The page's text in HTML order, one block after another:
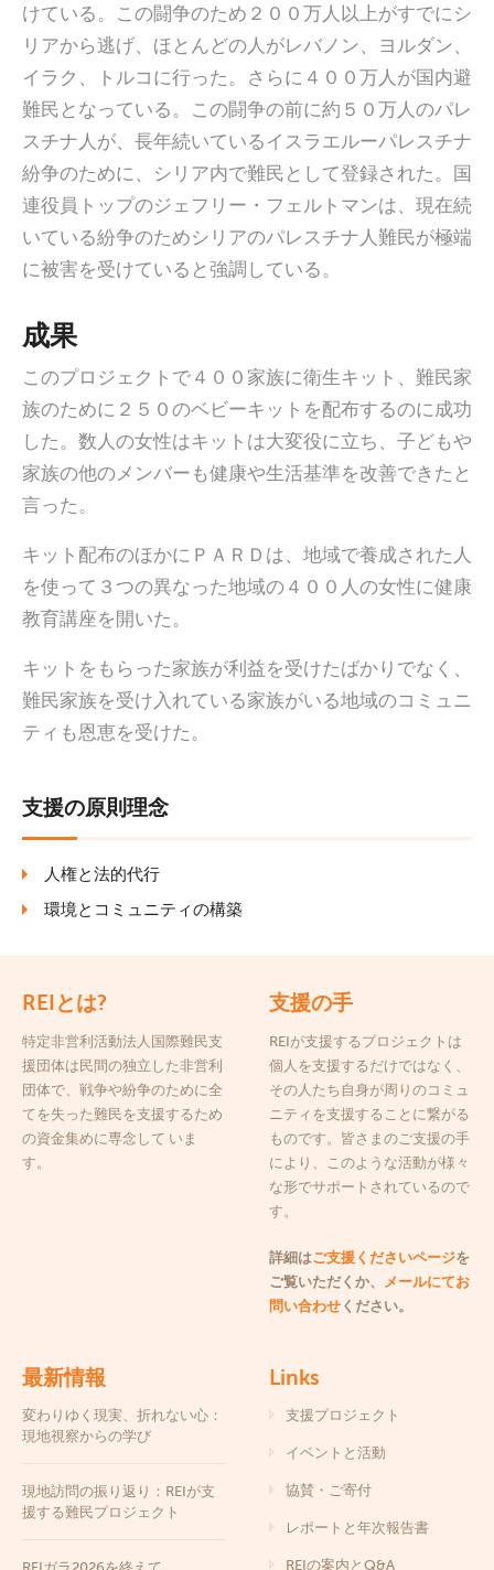
けている。この闘争のため２００万人以上がすでにシ
リアから逃げ、ほとんどの人がレバノン、ヨルダン、
イラク、トルコに行った。さらに４００万人が国内避
難民となっている。この闘争の前に約５０万人のパレ
スチナ人が、長年続いているイスラエルーパレスチナ
紛争のために、シリア内で難民として登録された。国
連役員トップのジェフリー・フェルトマンは、現在続
いている紛争のためシリアのパレスチナ人難民が極端
に被害を受けていると強調している。
成果
このプロジェクトで４００家族に衛生キット、難民家
族のために２５０のベビーキットを配布するのに成功
した。数人の女性はキットは大変役に立ち、子どもや
家族の他のメンバーも健康や生活基準を改善できたと
言った。
キット配布のほかにＰＡＲＤは、地域で養成された人
を使って３つの異なった地域の４００人の女性に健康
教育講座を開いた。
キットをもらった家族が利益を受けたばかりでなく、
難民家族を受け入れている家族がいる地域のコミュニ
ティも恩恵を受けた。
支援の原則理念
人権と法的代行
環境とコミュニティの構築
REIとは?
特定非営利活動法人国際難民支
援団体は民間の独立した非営利
団体で、戦争や紛争のために全
てを失った難民を支援するため
の資金集めに専念して いま
す。
支援の手
REIが支援するプロジェクトは
個人を支援するだけではなく、
その人たち自身が周りのコミュ
ニティを支援することに繋がる
ものです。皆さまのご支援の手
により、このような活動が様々
な形でサポートされているので
す。
詳細はご支援くださいページを
ご覧いただくか、
メールにてお
問い合わせ ください。
最新情報
変わりゆく現実、折れない心：
現地視察からの学び
現地訪問の振り返り：REIが支
援する難民プロジェクト
Links
支援プロジェクト
イベントと活動
協賛・ご寄付
レポートと年次報告書
REIの案内とQ&A